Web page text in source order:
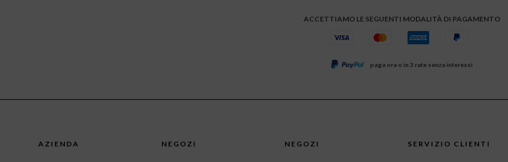
ACCETTIAMO LE SEGUENTI MODALITÀ DI PAGAMENTO
paga ora o in 3 rate senza interessi
AZIENDA NEGOZI NEGOZI SERVIZIO CLIENTI